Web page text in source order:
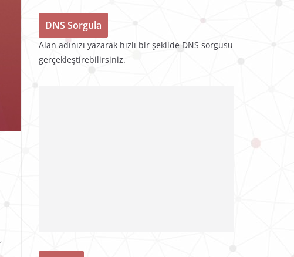
,
Alan adınızı yazarak hızlı bir şekilde DNS sorgusu
gerçekleştirebilirsiniz.